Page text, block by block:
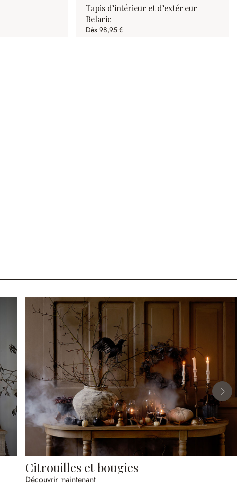
Tapis d’intérieur et d’extérieur
Belaric
Dès 98,95 €
Citrouilles et bougies
Découvrir maintenant